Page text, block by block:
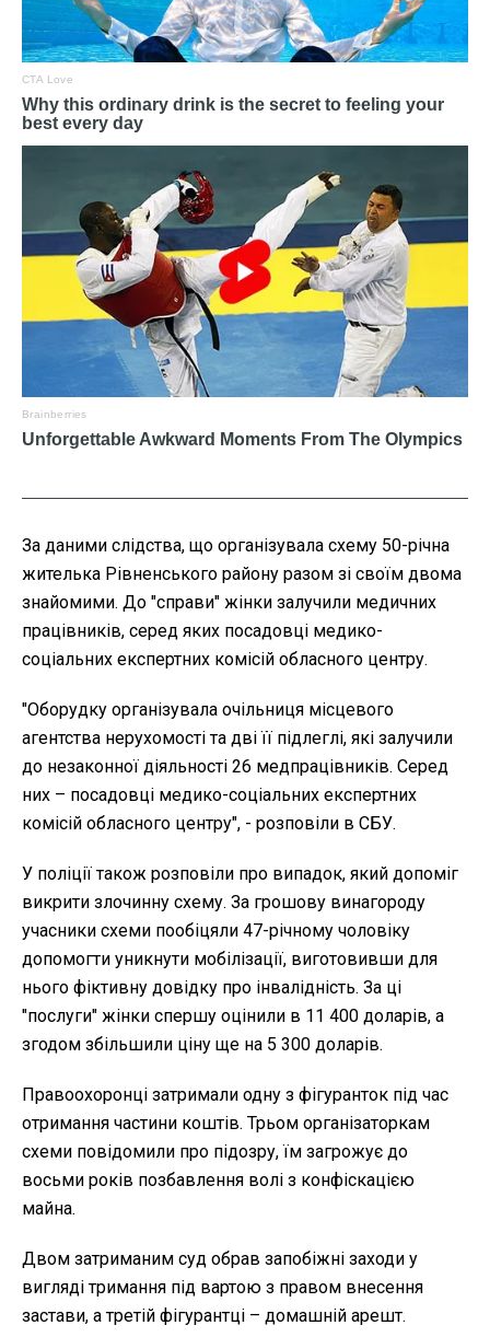
За даними слідства, що організувала схему 50-річна
жителька Рівненського району разом зі своїм двома
знайомими. До "справи" жінки залучили медичних
працівників, серед яких посадовці медико-
соціальних експертних комісій обласного центру.
"Оборудку організувала очільниця місцевого
агентства нерухомості та дві її підлеглі, які залучили
до незаконної діяльності 26 медпрацівників. Серед
них – посадовці медико-соціальних експертних
комісій обласного центру", - розповіли в СБУ.
У поліції також розповіли про випадок, який допоміг
викрити злочинну схему. За грошову винагороду
учасники схеми пообіцяли 47-річному чоловіку
допомогти уникнути мобілізації, виготовивши для
нього фіктивну довідку про інвалідність. За ці
"послуги" жінки спершу оцінили в 11 400 доларів, а
згодом збільшили ціну ще на 5 300 доларів.
Правоохоронці затримали одну з фігуранток під час
отримання частини коштів. Трьом організаторкам
схеми повідомили про підозру, їм загрожує до
восьми років позбавлення волі з конфіскацією
майна.
Двом затриманим суд обрав запобіжні заходи у
вигляді тримання під вартою з правом внесення
застави, а третій фігурантці – домашній арешт.